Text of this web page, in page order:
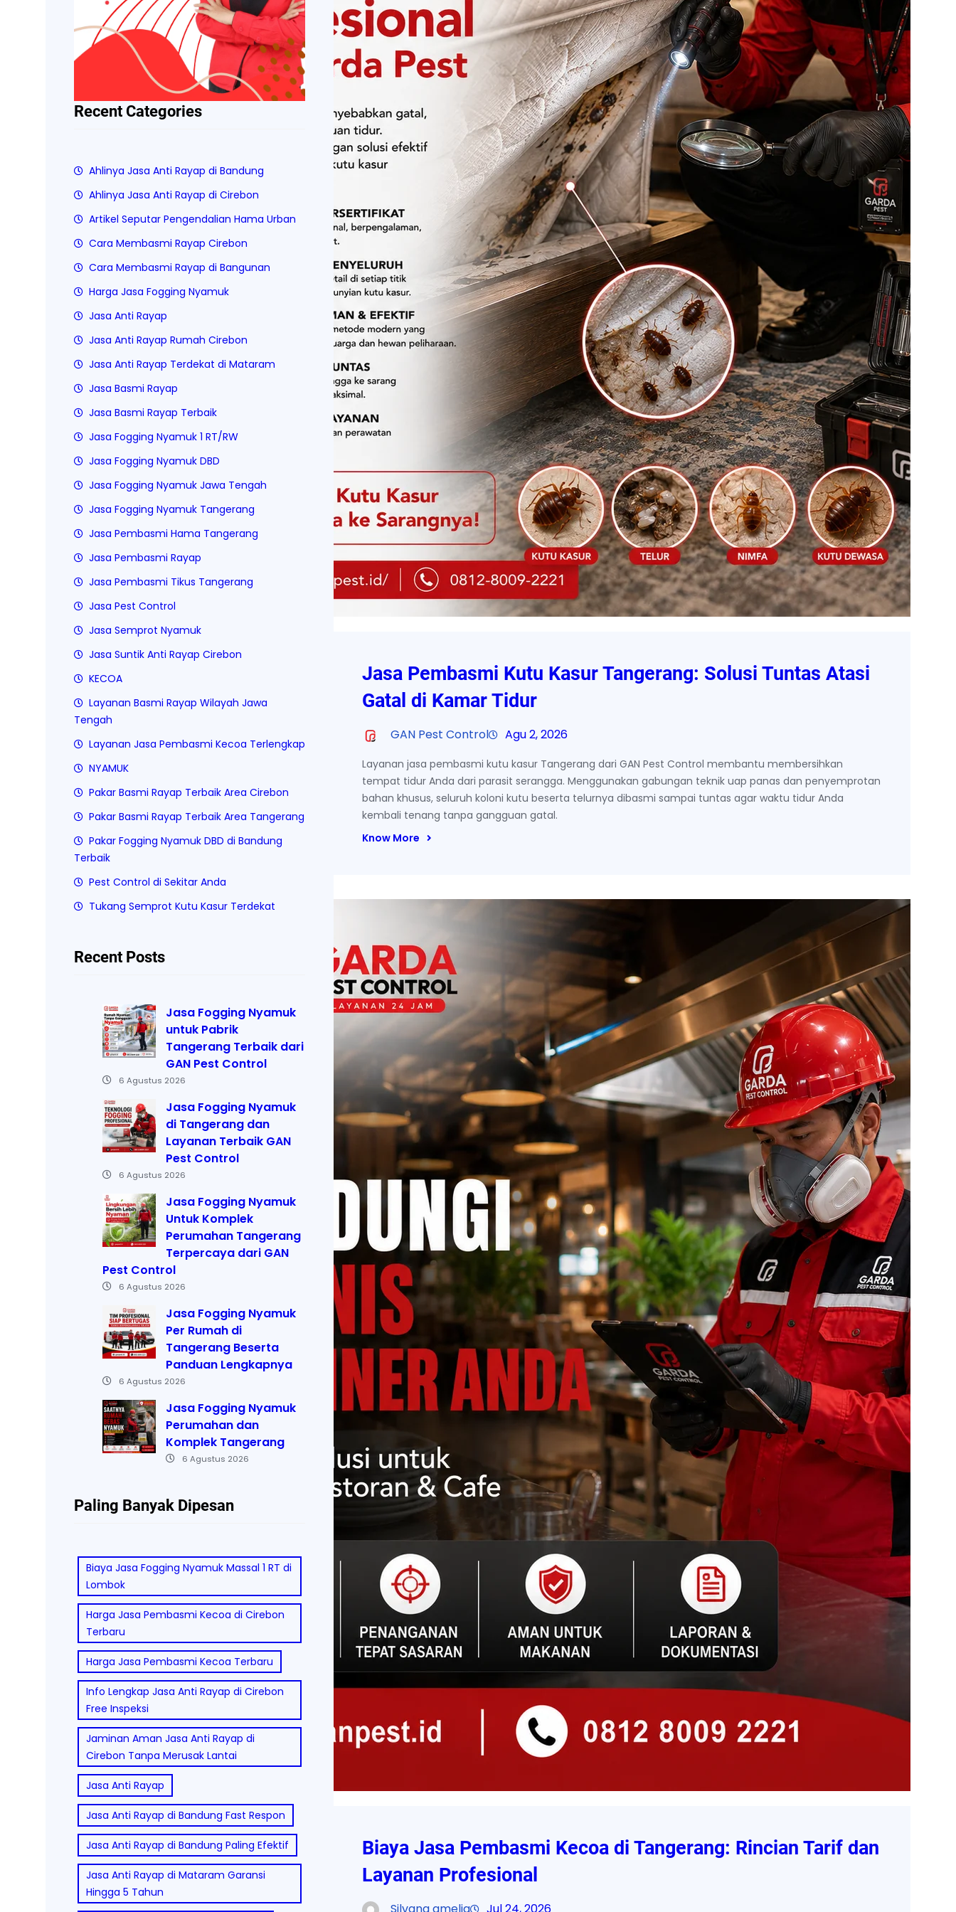
Recent Categories
Ahlinya Jasa Anti Rayap di Bandung
Ahlinya Jasa Anti Rayap di Cirebon
Artikel Seputar Pengendalian Hama Urban
Cara Membasmi Rayap Cirebon
Cara Membasmi Rayap di Bangunan
Harga Jasa Fogging Nyamuk
Jasa Anti Rayap
Jasa Anti Rayap Rumah Cirebon
Jasa Anti Rayap Terdekat di Mataram
Jasa Basmi Rayap
Jasa Basmi Rayap Terbaik
Jasa Fogging Nyamuk 1 RT/RW
Jasa Fogging Nyamuk DBD
Jasa Fogging Nyamuk Jawa Tengah
Jasa Fogging Nyamuk Tangerang
Jasa Pembasmi Hama Tangerang
Jasa Pembasmi Rayap
Jasa Pembasmi Tikus Tangerang
Jasa Pest Control
Jasa Semprot Nyamuk
Jasa Suntik Anti Rayap Cirebon
KECOA
Layanan Basmi Rayap Wilayah Jawa
Tengah
Layanan Jasa Pembasmi Kecoa Terlengkap
NYAMUK
Pakar Basmi Rayap Terbaik Area Cirebon
Pakar Basmi Rayap Terbaik Area Tangerang
Pakar Fogging Nyamuk DBD di Bandung
Terbaik
Pest Control di Sekitar Anda
Tukang Semprot Kutu Kasur Terdekat
Recent Posts
Jasa Fogging Nyamuk
untuk Pabrik
Tangerang Terbaik dari
GAN Pest Control
6 Agustus 2026
Jasa Fogging Nyamuk
di Tangerang dan
Layanan Terbaik GAN
Pest Control
6 Agustus 2026
Jasa Fogging Nyamuk
Untuk Komplek
Perumahan Tangerang
Terpercaya dari GAN
Pest Control
6 Agustus 2026
Jasa Fogging Nyamuk
Per Rumah di
Tangerang Beserta
Panduan Lengkapnya
6 Agustus 2026
Jasa Fogging Nyamuk
Perumahan dan
Komplek Tangerang
6 Agustus 2026
Paling Banyak Dipesan
Biaya Jasa Fogging Nyamuk Massal 1 RT di
Lombok
Harga Jasa Pembasmi Kecoa di Cirebon
Terbaru
Harga Jasa Pembasmi Kecoa Terbaru
Info Lengkap Jasa Anti Rayap di Cirebon
Free Inspeksi
Jaminan Aman Jasa Anti Rayap di
Cirebon Tanpa Merusak Lantai
Jasa Anti Rayap
Jasa Anti Rayap di Bandung Fast Respon
Jasa Anti Rayap di Bandung Paling Efektif
Jasa Anti Rayap di Mataram Garansi
Hingga 5 Tahun
Jasa Pembasmi Kutu Kasur Tangerang: Solusi Tuntas Atasi
Gatal di Kamar Tidur
GAN Pest Control Agu 2, 2026
Layanan jasa pembasmi kutu kasur Tangerang dari GAN Pest Control membantu membersihkan
tempat tidur Anda dari parasit serangga. Menggunakan gabungan teknik uap panas dan penyemprotan
bahan khusus, seluruh koloni kutu beserta telurnya dibasmi sampai tuntas agar waktu tidur Anda
kembali tenang tanpa gangguan gatal.
Know More
Biaya Jasa Pembasmi Kecoa di Tangerang: Rincian Tarif dan
Layanan Profesional